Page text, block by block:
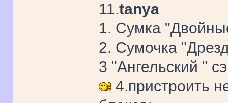
11.tanya
1. Сумка
2. Сумочка
3 "Ангельский "
4.пристроить